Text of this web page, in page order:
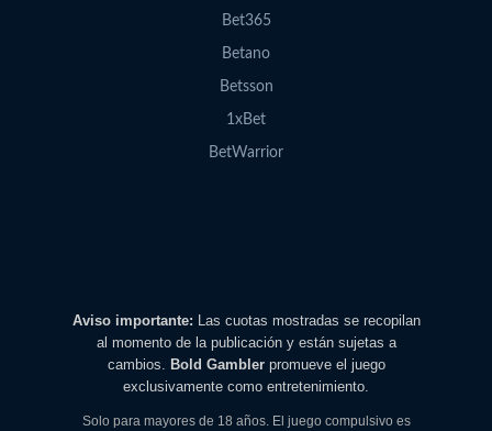
Bet365
Betano
Betsson
1xBet
BetWarrior
Aviso importante: Las cuotas mostradas se recopilan
al momento de la publicación y están sujetas a
cambios. Bold Gamblerpromueve el juego
exclusivamente como entretenimiento.
Solo para mayores de 18 años. El juego compulsivo es